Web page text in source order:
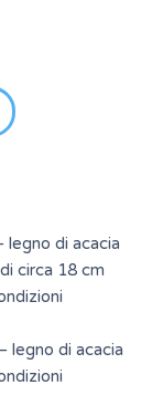
legno di acacia
circa 18 cm
legno di acacia